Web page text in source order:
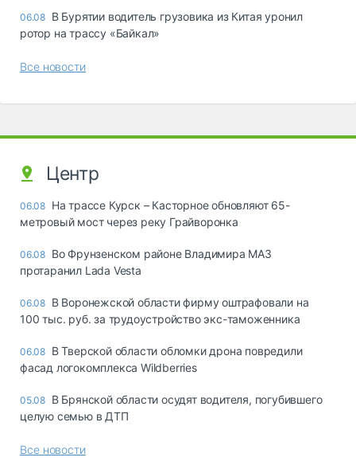
06.08 В Бурятии водитель грузовика из Китая уронил
ротор на трассу «Байкал»
Все новости
Центр
06.08 На трассе Курск – Касторное обновляют 65-
метровый мост через реку Грайворонка
06.08 Во Фрунзенском районе Владимира МАЗ
протаранил Lada Vesta
06.08 В Воронежской области фирму оштрафовали на
100 тыс. руб. за трудоустройство экс-таможенника
06.08 В Тверской области обломки дрона повредили
фасад логокомплекса Wildberries
05.08 В Брянской области осудят водителя, погубившего
целую семью в ДТП
Все новости